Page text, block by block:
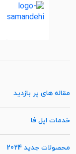
مقاله های پر بازدید
خدمات اپل فا
محصولات جدید 2024